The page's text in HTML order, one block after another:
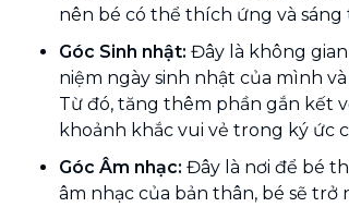
nên bé có thể thích ứng và
Góc Sinh nhật: Đây là không
niệm ngày sinh nhật của mình
Từ đó, tăng thêm phần gắn kết
khoảnh khắc vui vẻ trong ký ức
Góc Âm nhạc: Đây là nơi để bé
âm nhạc của bản thân, bé sẽ